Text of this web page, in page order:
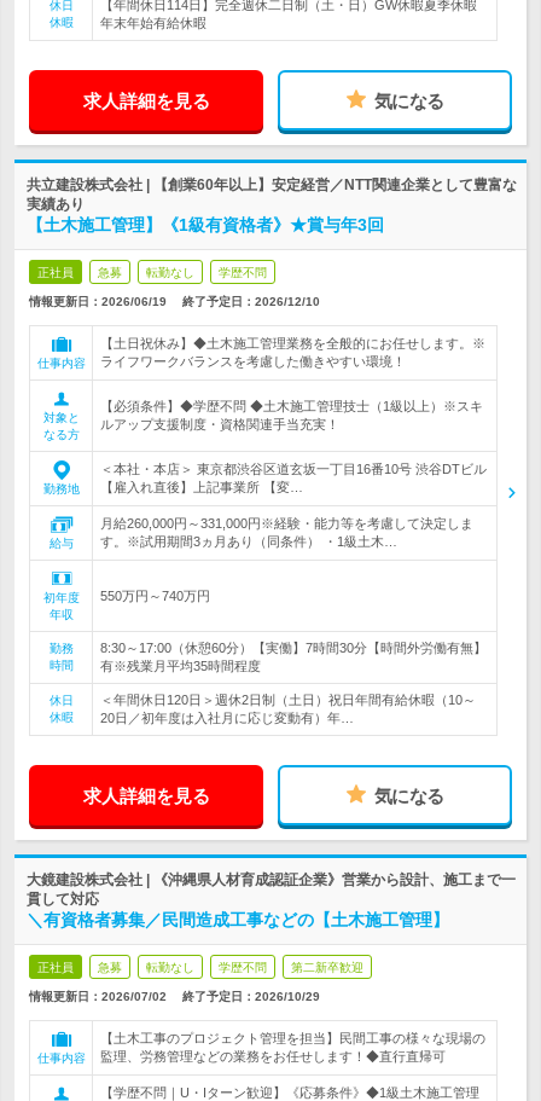
休日
休暇
【年間休日114日】完全週休二日制（土・日）GW休暇夏季休暇
年末年始有給休暇
求人詳細を見る 気になる
共立建設株式会社 | 【創業60年以上】安定経営／NTT関連企業として豊富な
実績あり
【土木施工管理】《1級有資格者》★賞与年3回
正社員 急募 転勤なし 学歴不問
情報更新日：2026/06/19 終了予定日： 2026/12/10
仕事内容
【土日祝休み】◆土木施工管理業務を全般的にお任せします。※
ライフワークバランスを考慮した働きやすい環境！
対象と
なる方
【必須条件】◆学歴不問 ◆土木施工管理技士（1級以上）※スキ
ルアップ支援制度・資格関連手当充実！
勤務地
＜本社・本店＞ 東京都渋谷区道玄坂一丁目16番10号 渋谷DTビル
【雇入れ直後】上記事業所 【変…
給与
月給260,000円～331,000円※経験・能力等を考慮して決定しま
す。※試用期間3ヵ月あり（同条件） ・1級土木…
初年度
年収
550万円～740万円
勤務
時間
8:30～17:00（休憩60分）【実働】7時間30分【時間外労働有無】
有※残業月平均35時間程度
休日
休暇
＜年間休日120日＞週休2日制（土日）祝日年間有給休暇（10～
20日／初年度は入社月に応じ変動有）年…
求人詳細を見る 気になる
大鏡建設株式会社 | 《沖縄県人材育成認証企業》営業から設計、施工まで一
貫して対応
＼有資格者募集／民間造成工事などの【土木施工管理】
正社員 急募 転勤なし 学歴不問 第二新卒歓迎
情報更新日：2026/07/02 終了予定日： 2026/10/29
仕事内容
【土木工事のプロジェクト管理を担当】民間工事の様々な現場の
監理、労務管理などの業務をお任せします！◆直行直帰可
【学歴不問｜U・Iターン歓迎】《応募条件》◆1級土木施工管理